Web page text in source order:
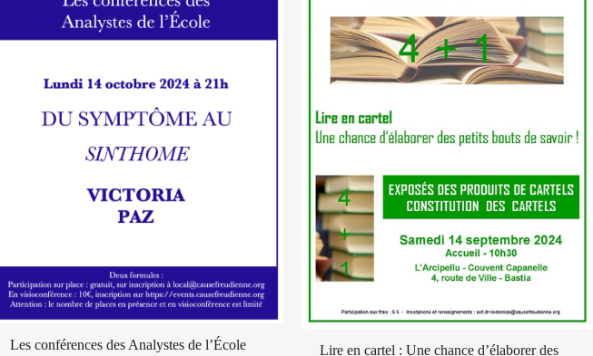
Les conférences des Analystes de l’École
Lire en cartel : Une chance d’élaborer des